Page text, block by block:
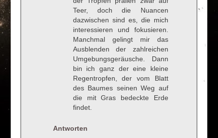
Teer, doch die Nuancen
dazwischen sind es, die mich
interessieren und fokusieren.
Manchmal gelingt mir das
Ausblenden der zahlreichen
Umgebungsgeräusche. Dann
bin ich ganz der eine kleine
Regentropfen, der vom Blatt
des Baumes seinen Weg auf
die mit Gras bedeckte Erde
findet.
Antworten